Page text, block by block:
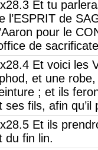
Et tu
l’ESPRIT de
pour le
de
Et voici les
et une
; et ils
ses fils, afin
Et ils
du fin lin.